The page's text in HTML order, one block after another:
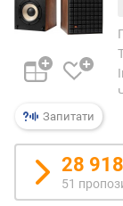
н
а
)
а
к
с
и
м
Запитати
28
51